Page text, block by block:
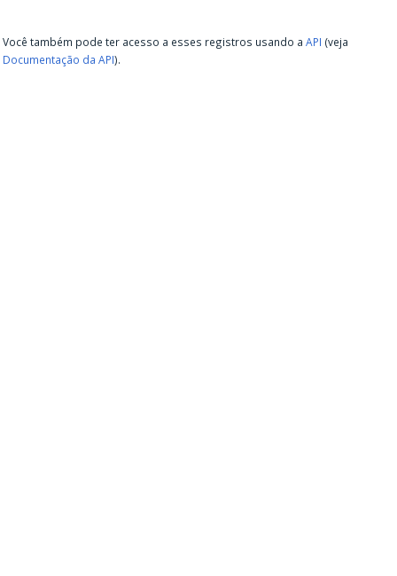
Você também pode ter acesso a esses registros usando a API (veja
Documentação da API).